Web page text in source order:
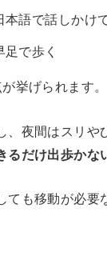
本語で話しかけ
足で歩く
挙げられます。
、夜間はスリや
るだけ出歩かな
ても移動が必要